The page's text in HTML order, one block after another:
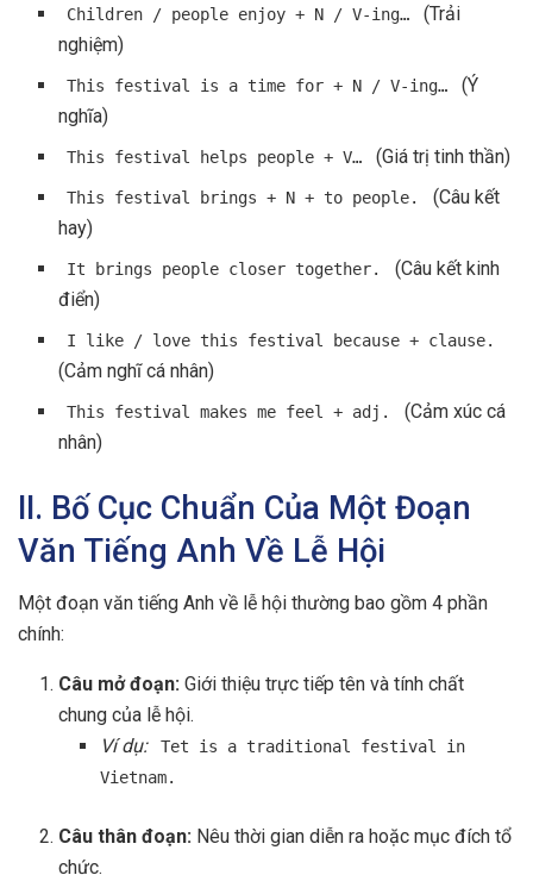
Children / people enjoy + N / V-ing…
(Trải
nghiệm)
This festival is a time for + N / V-ing…
(Ý
nghĩa)
This festival helps people + V… (Giá trị tinh thần)
This festival brings + N + to people.
(Câu kết
hay)
It brings people closer together.
(Câu kết kinh
điển)
I like / love this festival because + clause.
(Cảm nghĩ cá nhân)
This festival makes me feel + adj.
(Cảm xúc cá
nhân)
II. Bố Cục Chuẩn Của Một Đoạn
Văn Tiếng Anh Về Lễ Hội
Một đoạn văn tiếng Anh về lễ hội thường bao gồm 4 phần
chính:
Câu mở đoạn: Giới thiệu trực tiếp tên và tính chất
chung của lễ hội.
Ví dụ:
Tet is a traditional festival in
Vietnam.
Câu thân đoạn: Nêu thời gian diễn ra hoặc mục đích tổ
chức.